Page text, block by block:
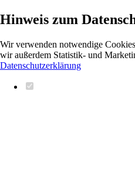
Hinweis zum
Wir verwenden notwendige
wir außerdem Statistik- und
Datenschutzerklärung